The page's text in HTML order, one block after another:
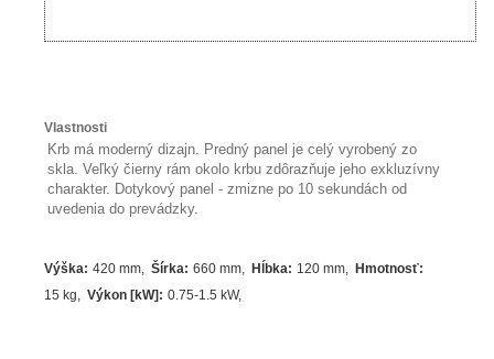
Vlastnosti
Krb má moderný dizajn. Predný panel je celý vyrobený zo
skla. Veľký čierny rám okolo krbu zdôrazňuje jeho exkluzívny
charakter. Dotykový panel - zmizne po 10 sekundách od
uvedenia do prevádzky.
Výška: 420 mm Šírka: 660 mm Hĺbka: 120 mm Hmotnosť:
15 kg
Výkon [kW] : 0.75-1.5 kW